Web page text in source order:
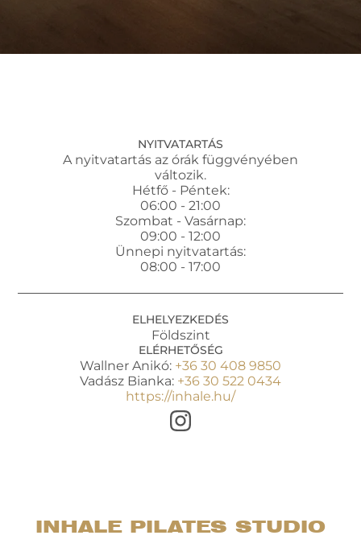
NYITVATARTÁS
A nyitvatartás az órák függvényében
változik.
Hétfő - Péntek:
06:00 - 21:00
Szombat - Vasárnap:
09:00 - 12:00
Ünnepi nyitvatartás:
08:00 - 17:00
ELHELYEZKEDÉS
Földszint
ELÉRHETŐSÉG
Wallner Anikó: +36 30 408 9850
Vadász Bianka: +36 30 522 0434
https://inhale.hu/
INHALE PILATES STUDIO